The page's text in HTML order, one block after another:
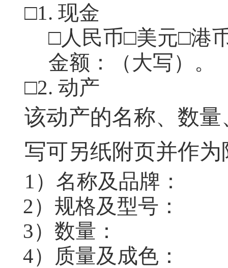
□1. 现金
□人民币□美元□港
金额：
（大写）。
□2. 动产
该动产的名称、数
写可另纸附页并作为
1 ）名称及品牌：
2）规格及型号：
3）数量：
4）质量及成色：